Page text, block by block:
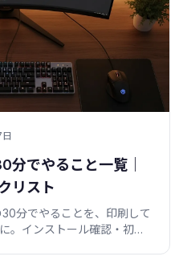
でやること一覧｜
リスト
分でやることを、印刷して
。インストール確認・初プ